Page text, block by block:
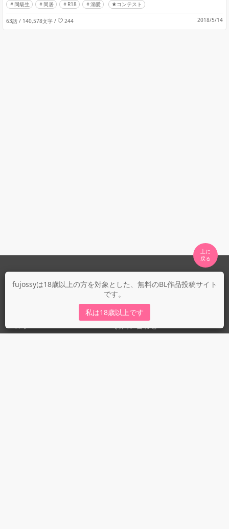
fujossyは18歳以上の方を対象とした、無料のBL作品投稿サイト
です。
私は18歳以上です
同級生 同居 R18 溺愛 ★コンテスト
63話 / 140,578文字 / 244 2018/5/14
上に
fujossyについて
fujossy運営ブログ